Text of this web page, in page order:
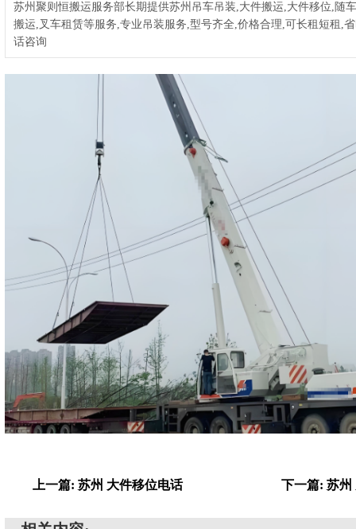
苏州聚则恒搬运服务部长期提供苏州吊车吊装,大件搬运,大件移位,随
搬运,叉车租赁等服务,专业吊装服务,型号齐全,价格合理,可长租短租,
话咨询
上一篇: 苏州 大件移位电话 下一篇: 苏州